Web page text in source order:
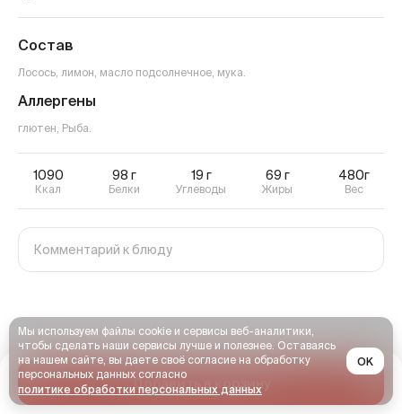
Состав
Лосось, лимон, масло подсолнечное, мука.
Аллергены
глютен, Рыба
1090
Ккал
98 г
Белки
19 г
Углеводы
69 г
Жиры
480г
Вес
Добавить в корзину
Мы используем файлы cookie и сервисы веб-аналитики,
чтобы сделать наши сервисы лучше и полезнее. Оставаясь
на нашем сайте, вы даете своё согласие на обработку
персональных данных согласно
политике обработки персональных данных
OK